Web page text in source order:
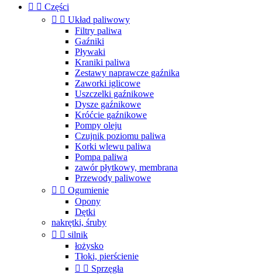
  Części
  Układ paliwowy
Filtry paliwa
Gaźniki
Pływaki
Kraniki paliwa
Zestawy naprawcze gaźnika
Zaworki iglicowe
Uszczelki gaźnikowe
Dysze gaźnikowe
Króćcie gaźnikowe
Pompy oleju
Czujnik poziomu paliwa
Korki wlewu paliwa
Pompa paliwa
zawór płytkowy, membrana
Przewody paliwowe
  Ogumienie
Opony
Dętki
nakrętki, śruby
  silnik
łożysko
Tłoki, pierścienie
  Sprzęgła